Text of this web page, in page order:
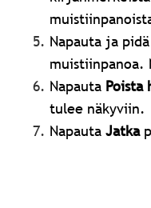
Napauta ja
muistiinpanoa.
Napauta Poista
tulee näkyviin.
NapautaJatka